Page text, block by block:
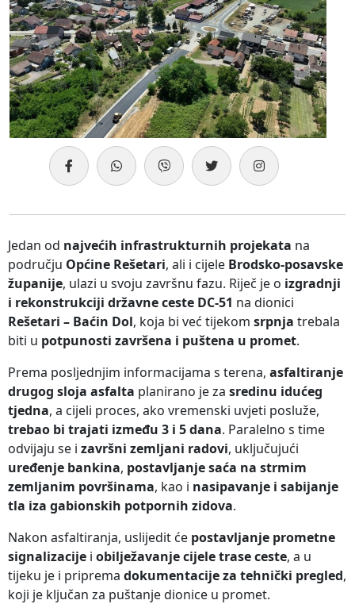
Jedan od najvećih infrastrukturnih projekata na
području Općine Rešetari, ali i cijele Brodsko-posavske
županije, ulazi u svoju završnu fazu. Riječ je o izgradnji
i rekonstrukciji državne ceste DC-51 na dionici
Rešetari – Baćin Dol, koja bi već tijekom srpnja trebala
biti u potpunosti završena i puštena u promet.
Prema posljednjim informacijama s terena, asfaltiranje
drugog sloja asfalta planirano je za sredinu idućeg
tjedna, a cijeli proces, ako vremenski uvjeti posluže,
trebao bi trajati između 3 i 5 dana. Paralelno s time
odvijaju se i završni zemljani radovi, uključujući
uređenje bankina, postavljanje saća na strmim
zemljanim površinama, kao i nasipavanje i sabijanje
tla iza gabionskih potpornih zidova.
Nakon asfaltiranja, uslijedit će postavljanje prometne
signalizacije i obilježavanje cijele trase ceste, a u
tijeku je i priprema dokumentacije za tehnički pregled,
koji je ključan za puštanje dionice u promet.